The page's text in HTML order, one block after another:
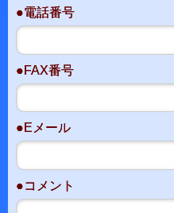
●電話番号
●FAX番号
●Eメール
●コメント